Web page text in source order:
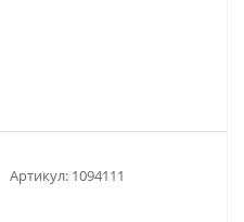
Артикул: 1094111